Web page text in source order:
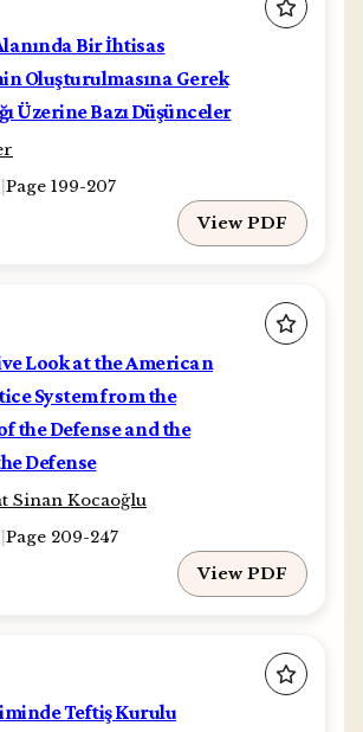
Bir İhtisas
Oluşturulmasına Gerek
Üzerine Bazı Düşünceler
|Page 199-207
View PDF
Look at the American
System from the
the Defense and the
Defense
Sinan Kocaoğlu
|Page 209-247
View PDF
Teftiş Kurulu